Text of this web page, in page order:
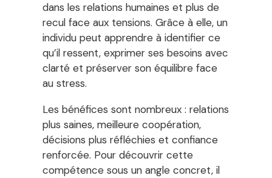
dans les relations humaines et plus de
recul face aux tensions. Grâce à elle, un
individu peut apprendre à identifier ce
qu’il ressent, exprimer ses besoins avec
clarté et préserver son équilibre face
au stress.
Les bénéfices sont nombreux : relations
plus saines, meilleure coopération,
décisions plus réfléchies et confiance
renforcée. Pour découvrir cette
compétence sous un angle concret, il